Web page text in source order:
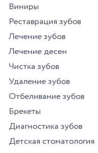
Виниры
Реставрация зубов
Лечение зубов
Лечение десен
Чистка зубов
Удаление зубов
Отбеливание зубов
Брекеты
Диагностика зубов
Детская стоматология